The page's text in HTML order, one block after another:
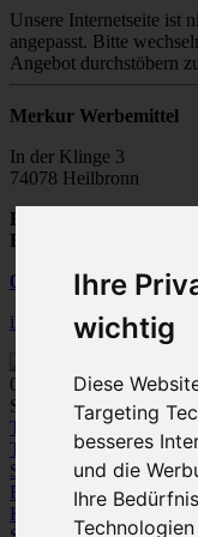
Ihre
wichtig
Diese
Targeting
besseres
und die
Ihre
Unsere Internetseite ist
angepasst. Bitte
Angebot durchstöbern
Merkur Werbemittel
In der Klinge 3
74078 Heilbronn
Fax:
E-Mail:
07131
28 50 20
info@merkur-
0
Spezialist für
Textilien
T-Shirts
Polo-Shirts
Sweatjacken Fleece
Blusen
Pullover /
Kleinkinder-Bekleidung